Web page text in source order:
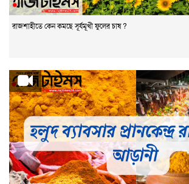
রাজশাহীতে কেন কমছে সূর্যমূখী ফুলের চাষ ?